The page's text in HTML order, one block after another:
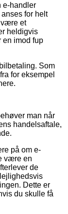
e-handler
for helt
være et
heldigvis
en imod fup
Som
for eksempel
man når
handelsaftale,
på om e-
være en
de
Dette er
du skulle få